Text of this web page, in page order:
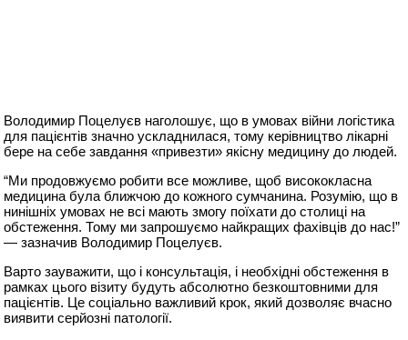
Володимир Поцелуєв наголошує, що в умовах війни логістика
для пацієнтів значно ускладнилася, тому керівництво лікарні
бере на себе завдання «привезти» якісну медицину до людей.
“Ми продовжуємо робити все можливе, щоб висококласна
медицина була ближчою до кожного сумчанина. Розумію, що в
нинішніх умовах не всі мають змогу поїхати до столиці на
обстеження. Тому ми запрошуємо найкращих фахівців до нас!”
— зазначив Володимир Поцелуєв.
Варто зауважити, що і консультація, і необхідні обстеження в
рамках цього візиту будуть абсолютно безкоштовними для
пацієнтів. Це соціально важливий крок, який дозволяє вчасно
виявити серйозні патології.